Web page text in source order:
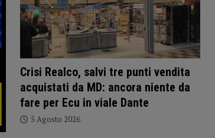
Crisi Realco, salvi tre punti vendita
acquistati da MD: ancora niente da
fare per Ecu in viale Dante
5 Agosto 2026